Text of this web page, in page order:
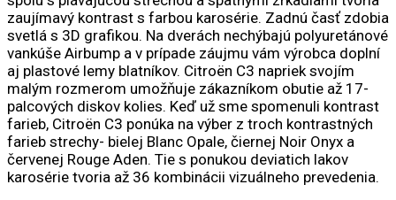
zaujímavý kontrast s farbou karosérie. Zadnú časť zdobia
svetlá s 3D grafikou. Na dverách nechýbajú polyuretánové
vankúše Airbump a v prípade záujmu vám výrobca doplní
aj plastové lemy blatníkov. Citroën C3 napriek svojím
malým rozmerom umožňuje zákazníkom obutie až 17-
palcových diskov kolies. Keď už sme spomenuli kontrast
farieb, Citroën C3 ponúka na výber z troch kontrastných
farieb strechy- bielej Blanc Opale, čiernej Noir Onyx a
červenej Rouge Aden. Tie s ponukou deviatich lakov
karosérie tvoria až 36 kombinácii vizuálneho prevedenia.